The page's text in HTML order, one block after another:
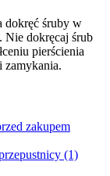
dokręć śruby w
Nie dokręcaj śrub
pierścienia
zamykania.
zakupem
(1)